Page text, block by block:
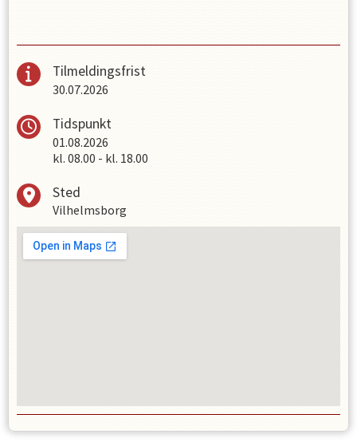
Tilmeldingsfrist
30.07.2026
Tidspunkt
01.08.2026
kl. 08.00 - kl. 18.00
Sted
Vilhelmsborg